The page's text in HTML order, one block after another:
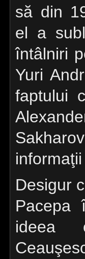
să din
el a
întâlniri
Yuri
faptului
Desigur
Pacepa
ideea